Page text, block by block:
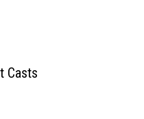
Casts